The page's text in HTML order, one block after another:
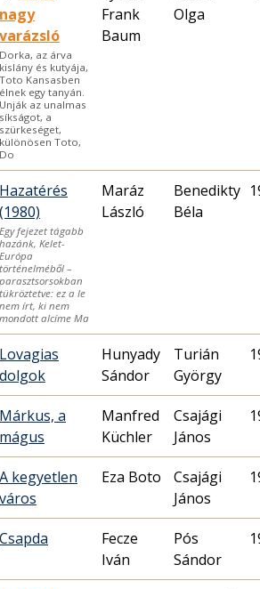
nagy
varázsló
Dorka, az árva
kislány és kutyája,
Toto Kansasben
élnek egy tanyán.
Unják az unalmas
síkságot, a
szürkeséget,
különösen Toto,
Do
Frank
Baum
Olga
Hazatérés
(1980)
Egy fejezet tágabb
hazánk, Kelet-
Európa
történelméből –
paraszt­sorsokban
tükröztetve: ez a le
nem írt, ki nem
mondott alcíme Ma
Maráz
László
Benedikty
Béla
Lovagias
dolgok
Hunyady
Sándor
Turián
György
Márkus, a
mágus
Manfred
Küchler
Csajági
János
A kegyetlen
város
Eza Boto
Csajági
János
Csapda
Fecze
Iván
Pós
Sándor